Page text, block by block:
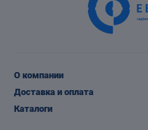
О компании
Доставка и оплата
Каталоги